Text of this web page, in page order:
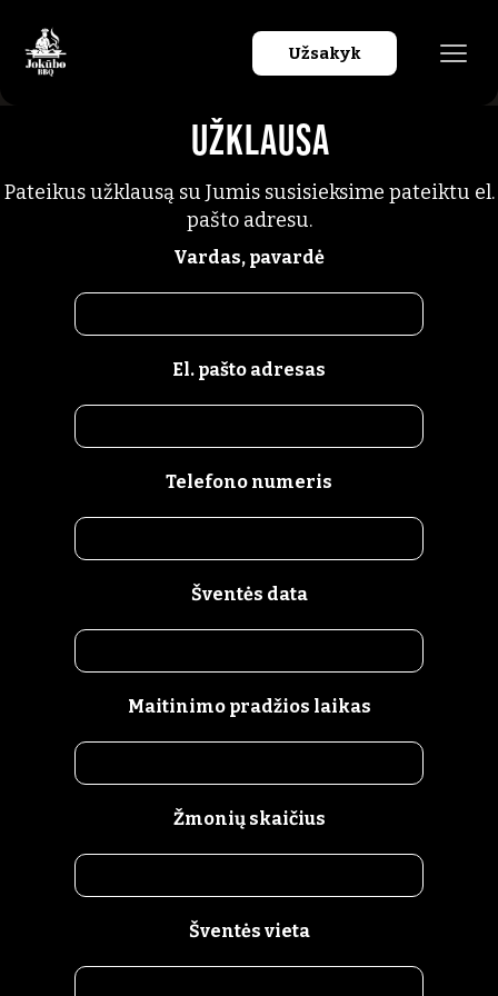
Užsakyk
Užklausa
Pateikus užklausą su Jumis susisieksime pateiktu el.
pašto adresu.
Vardas, pavardė
El. pašto adresas
Telefono numeris
Šventės data
Maitinimo pradžios laikas
Žmonių skaičius
Šventės vieta